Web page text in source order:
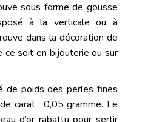
sous forme de gousse
à la verticale ou à
dans la décoration de
ce soit en bijouterie ou sur
de poids desperles fines
carat: 0,05 gramme. Le